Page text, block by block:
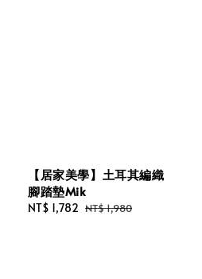
【居家美學】土耳其編織
腳踏墊Mik
Sale
NT$ 1,782 Regular
NT$ 1,980